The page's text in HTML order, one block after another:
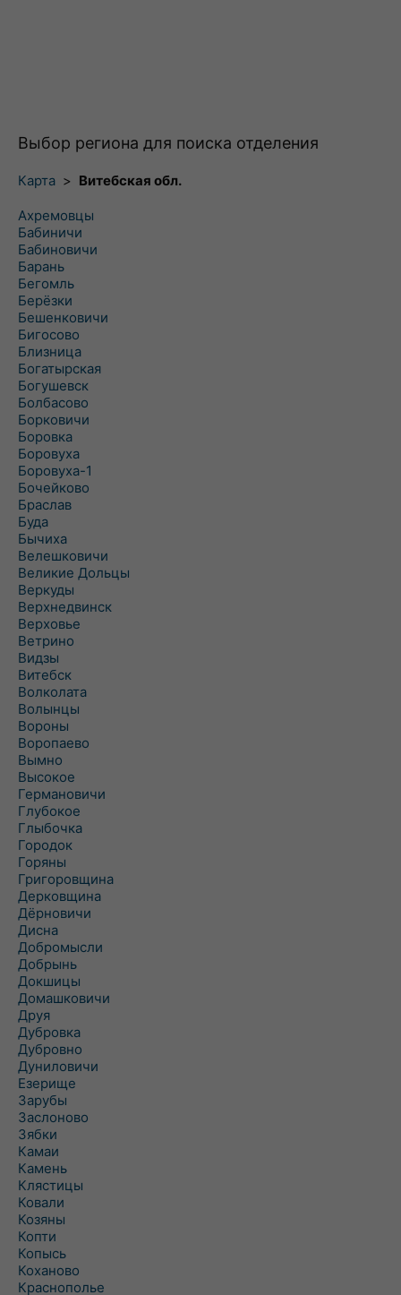
Выбор региона для поиска отделения
Карта > Витебская обл.
Ахремовцы
Бабиничи
Бабиновичи
Барань
Бегомль
Берёзки
Бешенковичи
Бигосово
Близница
Богатырская
Богушевск
Болбасово
Борковичи
Боровка
Боровуха
Боровуха-1
Бочейково
Браслав
Буда
Бычиха
Велешковичи
Великие Дольцы
Веркуды
Верхнедвинск
Верховье
Ветрино
Видзы
Витебск
Волколата
Волынцы
Вороны
Воропаево
Вымно
Высокое
Германовичи
Глубокое
Глыбочка
Городок
Горяны
Григоровщина
Дерковщина
Дёрновичи
Дисна
Добромысли
Добрынь
Докшицы
Домашковичи
Друя
Дубровка
Дубровно
Дуниловичи
Езерище
Зарубы
Заслоново
Зябки
Камаи
Камень
Клястицы
Ковали
Козяны
Копти
Копысь
Коханово
Краснополье